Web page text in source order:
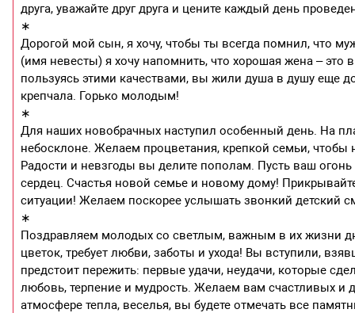
друга, уважайте друг друга и цените каждый день
∗
Дорогой мой сын, я хочу, чтобы ты всегда помнил, что
(имя невесты) я хочу напомнить, что хорошая жена –
пользуясь этими качествами, вы жили душа в душу еще
крепчала. Горько молодым!
∗
Для наших новобрачных наступил особенный день. На
небосклоне. Желаем процветания, крепкой семьи,
Радости и невзгоды вы делите пополам. Пусть ваш
сердец. Счастья новой семье и новому дому!
ситуации! Желаем поскорее услышать звонкий детский
∗
Поздравляем молодых со светлым, важным в их жизни
цветок, требует любви, заботы и ухода! Вы вступили,
предстоит пережить: первые удачи, неудачи, которые
любовь, терпение и мудрость. Желаем вам счастливых и
атмосфере тепла, веселья, вы будете отмечать все